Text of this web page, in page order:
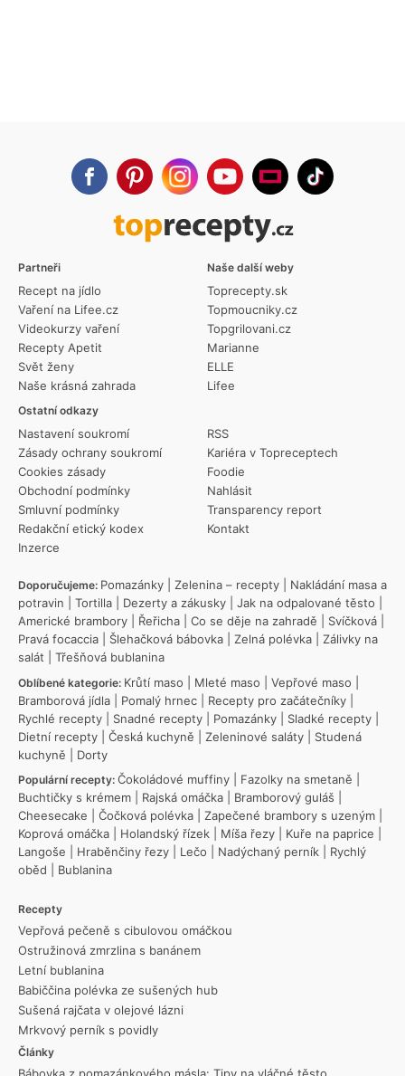
Partneři
Recept na jídlo
Vaření na Lifee.cz
Videokurzy vaření
Recepty Apetit
Svět ženy
Naše krásná zahrada
Ostatní odkazy
Nastavení soukromí
Zásady ochrany soukromí
Cookies zásady
Obchodní podmínky
Smluvní podmínky
Redakční etický kodex
Inzerce
RSS
Kariéra v Topreceptech
Foodie
Nahlásit
Transparency report
Kontakt
Naše další weby
Toprecepty.sk
Topmoucniky.cz
Topgrilovani.cz
Marianne
ELLE
Lifee
Doporučujeme: Pomazánky Zelenina – recepty
Nakládání masa a
potravin
Tortilla Dezerty a zákusky Jak na odpalované těsto
Americké brambory
Řeřicha Co se děje na zahradě Svíčková
Pravá focaccia
Šlehačková bábovka Zelná polévka
Zálivky na
salát
Třešňová bublanina
Oblíbené kategorie: Krůtí maso Mleté maso Vepřové maso
Bramborová jídla
Pomalý hrnec Recepty pro začátečníky
Rychlé recepty
Snadné recepty Pomazánky Sladké recepty
Dietní recepty
Česká kuchyně Zeleninové saláty
Studená
kuchyně
Dorty
Populární recepty: Čokoládové muffiny Fazolky na smetaně
Buchtičky s krémem
Rajská omáčka Bramborový guláš
Cheesecake
Čočková polévka Zapečené brambory s uzeným
Koprová omáčka
Holandský řízek Míša řezy Kuře na paprice
Langoše
Hraběnčiny řezy Lečo Nadýchaný perník
Rychlý
oběd
Bublanina
Recepty
Vepřová pečeně s cibulovou omáčkou
Ostružinová zmrzlina s banánem
Letní bublanina
Babiččina polévka ze sušených hub
Sušená rajčata v olejové lázni
Mrkvový perník s povidly
Články